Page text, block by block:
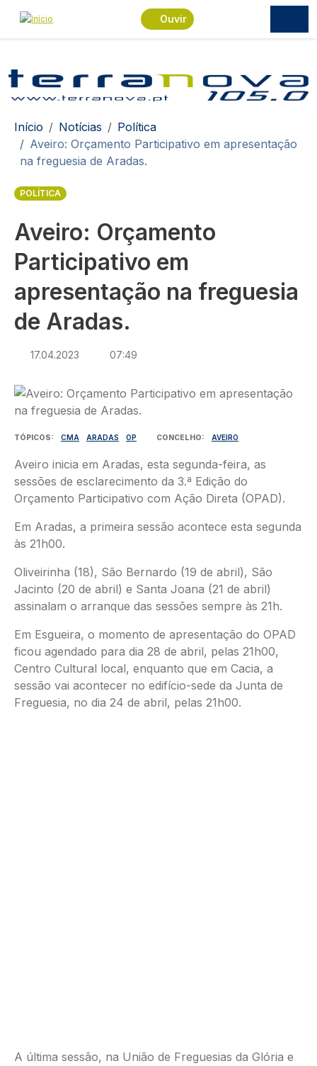
Passar para o conteúdo principal
Ouvir
Navegação estrutural
Início Notícias
Política
Aveiro: Orçamento Participativo em apresentação
na freguesia de Aradas.
POLÍTICA
Aveiro: Orçamento
Participativo em
apresentação na freguesia
de Aradas.
17.04.2023 07:49
Imagem
TÓPICOS CMA ARADAS OP CONCELHO AVEIRO
Aveiro inicia em Aradas, esta segunda-feira, as
sessões de esclarecimento da 3.ª Edição do
Orçamento Participativo com Ação Direta (OPAD).
Em Aradas, a primeira sessão acontece esta segunda
às 21h00.
Oliveirinha (18), São Bernardo (19 de abril), São
Jacinto (20 de abril) e Santa Joana (21 de abril)
assinalam o arranque das sessões sempre às 21h.
Em Esgueira, o momento de apresentação do OPAD
ficou agendado para dia 28 de abril, pelas 21h00,
Centro Cultural local, enquanto que em Cacia, a
sessão vai acontecer no edifício-sede da Junta de
Freguesia, no dia 24 de abril, pelas 21h00.
A última sessão, na União de Freguesias da Glória e